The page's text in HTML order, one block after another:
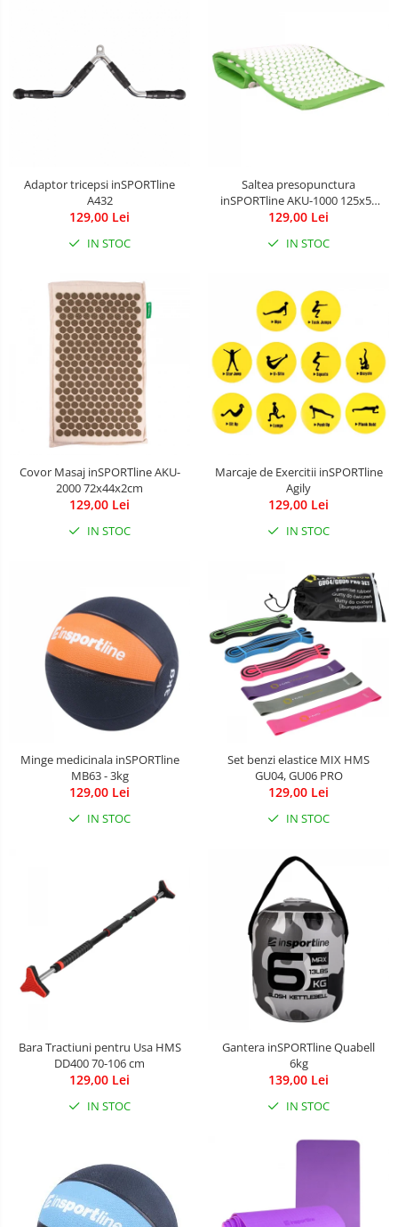
Adaptor tricepsi inSPORTline
A432
129,00 Lei
IN STOC
Saltea presopunctura
inSPORTline AKU-1000 125x50
cm
129,00 Lei
IN STOC
Covor Masaj inSPORTline AKU-
2000 72x44x2cm
129,00 Lei
IN STOC
Marcaje de Exercitii inSPORTline
Agily
129,00 Lei
IN STOC
Minge medicinala inSPORTline
MB63 - 3kg
129,00 Lei
IN STOC
Set benzi elastice MIX HMS
GU04, GU06 PRO
129,00 Lei
IN STOC
Bara Tractiuni pentru Usa HMS
DD400 70-106 cm
129,00 Lei
IN STOC
Gantera inSPORTline Quabell
6kg
139,00 Lei
IN STOC